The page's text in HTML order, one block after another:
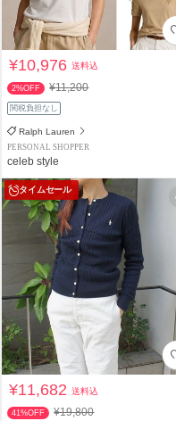
¥10,976送料込
2%OFF ¥11,200
関税負担なし
Ralph Lauren
PERSONAL SHOPPER
celeb style
タイムセール
¥11,682送料込
41%OFF ¥19,800